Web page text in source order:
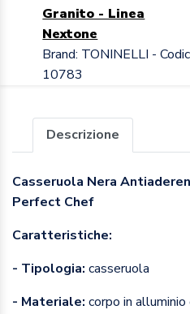
Granito - Linea
Nextone
Brand: TONINELLI -
10783
Descrizione
Casseruola Nera
Perfect Chef
Caratteristiche:
- Tipologia: casseruola
- Materiale: corpo in